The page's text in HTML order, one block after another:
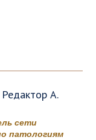
Редактор А.
сети
патологиям